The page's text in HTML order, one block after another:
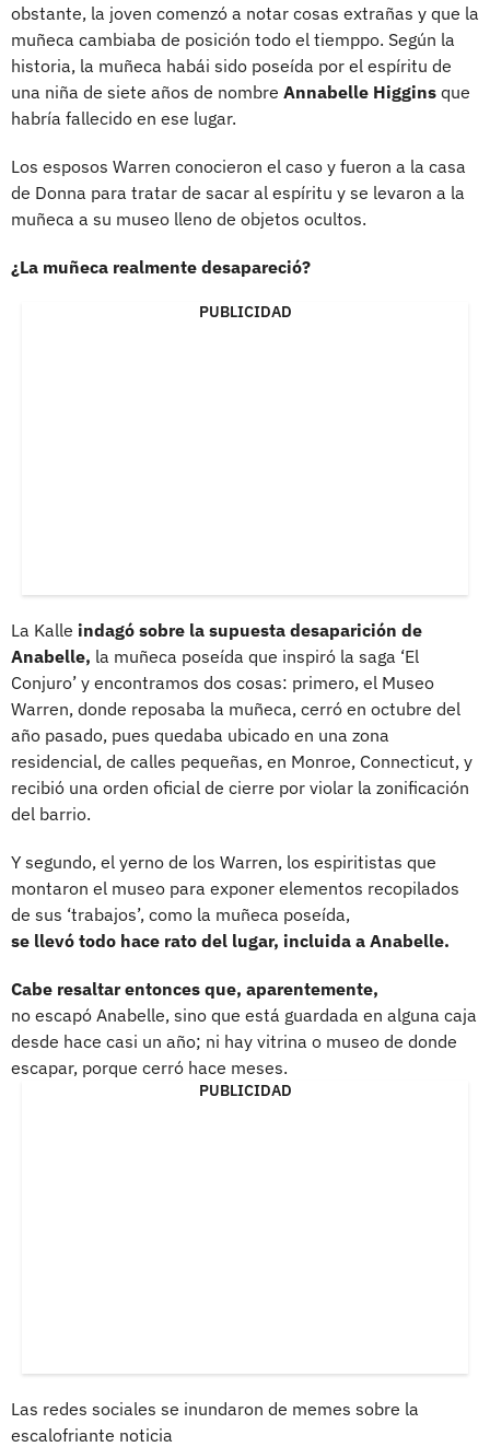
obstante, la joven comenzó a notar cosas extrañas y que la
muñeca cambiaba de posición todo el tiemppo. Según la
historia, la muñeca habái sido poseída por el espíritu de
una niña de siete años de nombre Annabelle Higgins que
habría fallecido en ese lugar.
Los esposos Warren conocieron el caso y fueron a la casa
de Donna para tratar de sacar al espíritu y se levaron a la
muñeca a su museo lleno de objetos ocultos.
¿La muñeca realmente desapareció?
PUBLICIDAD
La Kalle indagó sobre la supuesta desaparición de
Anabelle, la muñeca poseída que inspiró la saga ‘El
Conjuro’ y encontramos dos cosas: primero, el Museo
Warren, donde reposaba la muñeca, cerró en octubre del
año pasado, pues quedaba ubicado en una zona
residencial, de calles pequeñas, en Monroe, Connecticut, y
recibió una orden oficial de cierre por violar la zonificación
del barrio.
Y segundo, el yerno de los Warren, los espiritistas que
montaron el museo para exponer elementos recopilados
de sus ‘trabajos’, como la muñeca poseída,
se llevó todo hace rato del lugar, incluida a Anabelle.
Cabe resaltar entonces que, aparentemente,
no escapó Anabelle, sino que está guardada en alguna caja
desde hace casi un año; ni hay vitrina o museo de donde
escapar, porque cerró hace meses.
PUBLICIDAD
Las redes sociales se inundaron de memes sobre la
escalofriante noticia